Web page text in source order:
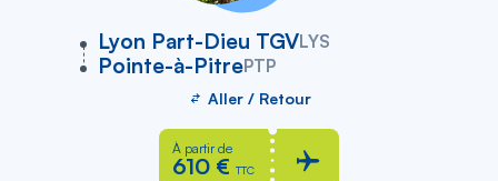
Lyon Part-Dieu TGVLYS
vers
Pointe-à-PitrePTP
Aller / Retour
À partir de
610 € TTC